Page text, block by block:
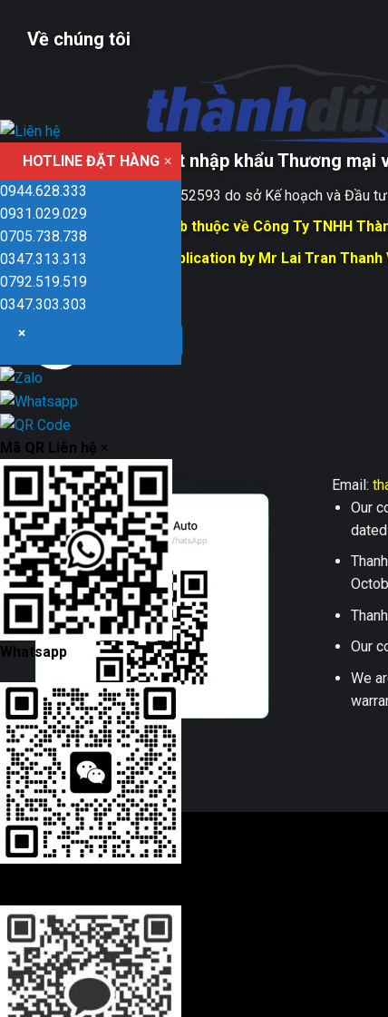
Về chúng tôi
Công ty TNHH xuất nhập khẩu Thương mại
Giấy ĐKKD số 0109152593 do sở Kế hoạch và Đầu
Bản quyền trang web thuộc về Công Ty TNHH
Responsible for Publication by Mr Lai Tran
Dũng company
Email:
Our
Our
We
HOTLINE ĐẶT HÀNG ×
0944.628.333
0931.029.029
0705.738.738
0347.313.313
0792.519.519
0347.303.303
×
Mã QR Liên hệ ×
Whatsapp